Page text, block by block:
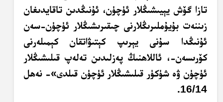
تازا گۆش يېيىشىڭلار ئۈچۈن، ئۇنىڭدىن تاقايدىغان
زىننەت بۇيۇملىرىڭلارنى چىقىرىشىڭلار ئۈچۈن-سەن
ئۇنىڭدا سۇنى يېرىپ كېتىۋاتقان كېمىلەرنى
كۆرىسەن-، ئاللاھنىڭ پەزلىدىن تەلەپ قىلىشىڭلار
ئۈچۈن ۋە شۈكۈر قىلىشىڭلار ئۈچۈن قىلدى»- نەھل
16/14.